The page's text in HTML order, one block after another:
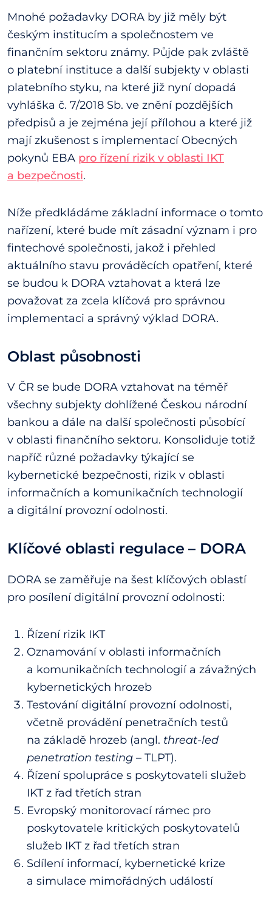
Mnohé požadavky DORA by již měly být
českým institucím a společnostem ve
finančním sektoru známy. Půjde pak zvláště
o platební instituce a další subjekty v oblasti
platebního styku, na které již nyní dopadá
vyhláška č. 7/2018 Sb. ve znění pozdějších
předpisů a je zejména její přílohou a které již
mají zkušenost s implementací Obecných
pokynů EBA pro řízení rizik v oblasti IKT
a bezpečnosti.
Níže předkládáme základní informace o tomto
nařízení, které bude mít zásadní význam i pro
fintechové společnosti, jakož i přehled
aktuálního stavu prováděcích opatření, které
se budou k DORA vztahovat a která lze
považovat za zcela klíčová pro správnou
implementaci a správný výklad DORA.
Oblast působnosti
V ČR se bude DORA vztahovat na téměř
všechny subjekty dohlížené Českou národní
bankou a dále na další společnosti působící
v oblasti finančního sektoru. Konsoliduje totiž
napříč různé požadavky týkající se
kybernetické bezpečnosti, rizik v oblasti
informačních a komunikačních technologií
a digitální provozní odolnosti.
Klíčové oblasti regulace – DORA
DORA se zaměřuje na šest klíčových oblastí
pro posílení digitální provozní odolnosti:
Řízení rizik IKT
Oznamování v oblasti informačních
a komunikačních technologií a závažných
kybernetických hrozeb
Testování digitální provozní odolnosti,
včetně provádění penetračních testů
na základě hrozeb (angl. threat-led
penetration testing – TLPT).
Řízení spolupráce s poskytovateli služeb
IKT z řad třetích stran
Evropský monitorovací rámec pro
poskytovatele kritických poskytovatelů
služeb IKT z řad třetích stran
Sdílení informací, kybernetické krize
a simulace mimořádných událostí